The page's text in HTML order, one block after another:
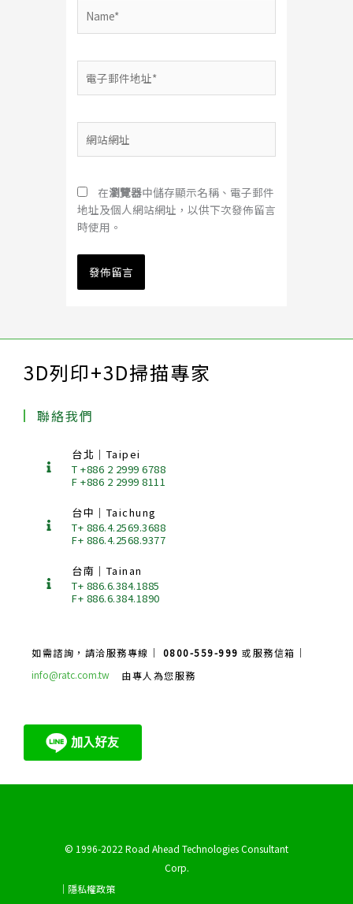
件
地
址站
在瀏覽器中儲存顯示名稱、電子郵件
地址及個人網站網址，以供下次發佈留言
時使用。
3D列印+3D掃描專家
聯絡我們
台北｜Taipei
T +886 2 2999 6788
F +886 2 2999 8111
台中｜Taichung
T+ 886.4.2569.3688
F+ 886.4.2568.9377
台南｜Tainan
T+ 886.6.384.1885
F+ 886.6.384.1890
如需諮詢，請洽服務專線｜ 0800-559-999 或服務信箱｜
info@ratc.com.tw
由專人為您服務
© 1996-2022 Road Ahead Technologies Consultant
Corp.
｜隱私權政策